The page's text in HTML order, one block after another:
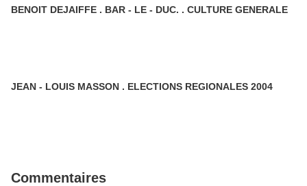
BENOIT DEJAIFFE . BAR - LE - DUC. . CULTURE GENERALE
JEAN - LOUIS MASSON . ELECTIONS REGIONALES 2004
Commentaires